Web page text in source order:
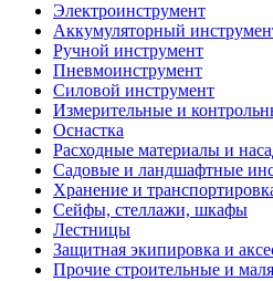
Электроинструмент
Аккумуляторный
Ручной инструмент
Пневмоинструмент
Силовой инструмент
Измерительные и
Оснастка
Расходные материалы и
Садовые и ландшафтные
Хранение и
Сейфы, стеллажи, шкафы
Лестницы
Защитная экипировка и
Прочие строительные и